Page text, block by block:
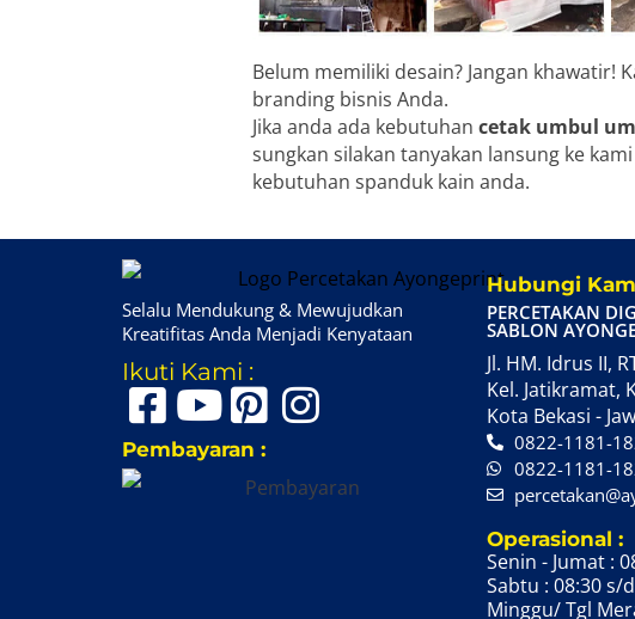
Belum memiliki desain? Jangan khawatir!
branding bisnis Anda.
Jika anda ada kebutuhancetak umbul
sungkan silakan tanyakan lansung ke
kebutuhan spanduk kain anda.
Selalu Mendukung & Mewujudkan
Kreatifitas Anda Menjadi Kenyataan
Ikuti Kami :
Pembayaran :
Hubungi
PERCETAKAN
SABLON
Jl. HM. Idrus II,
Kel. Jatikramat,
Kota Bekasi -
0822-1181-
0822-1181-
Operasional :
Senin - Jumat :
Sabtu : 08:30 s/
Minggu/ Tgl